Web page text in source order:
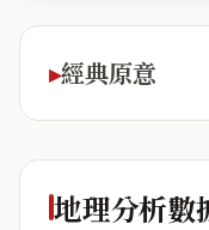
經典原意
地理分析數